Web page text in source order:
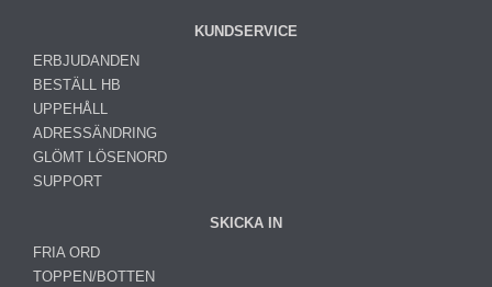
KUNDSERVICE
ERBJUDANDEN
BESTÄLL HB
UPPEHÅLL
ADRESSÄNDRING
GLÖMT LÖSENORD
SUPPORT
SKICKA IN
FRIA ORD
TOPPEN/BOTTEN